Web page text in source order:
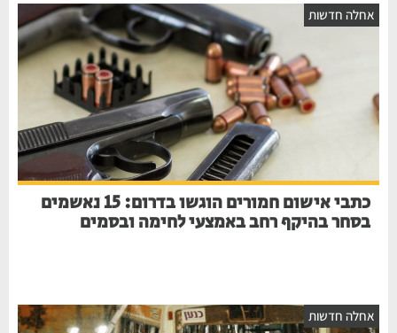
חדשות
כתבי אישום חמורים הוגשו בדרום: 15 נאשמים
בסחר בהיקף רחב באמצעי לחימה ובסמים
חדשות